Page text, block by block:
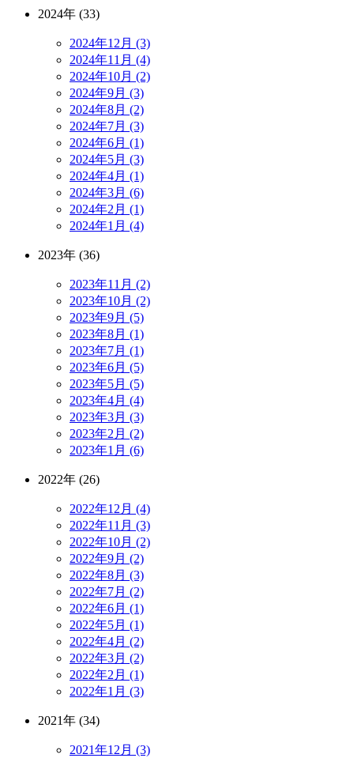
2024年 (33)
2024年12月 (3)
2024年11月 (4)
2024年10月 (2)
2024年9月 (3)
2024年8月 (2)
2024年7月 (3)
2024年6月 (1)
2024年5月 (3)
2024年4月 (1)
2024年3月 (6)
2024年2月 (1)
2024年1月 (4)
2023年 (36)
2023年11月 (2)
2023年10月 (2)
2023年9月 (5)
2023年8月 (1)
2023年7月 (1)
2023年6月 (5)
2023年5月 (5)
2023年4月 (4)
2023年3月 (3)
2023年2月 (2)
2023年1月 (6)
2022年 (26)
2022年12月 (4)
2022年11月 (3)
2022年10月 (2)
2022年9月 (2)
2022年8月 (3)
2022年7月 (2)
2022年6月 (1)
2022年5月 (1)
2022年4月 (2)
2022年3月 (2)
2022年2月 (1)
2022年1月 (3)
2021年 (34)
2021年12月 (3)